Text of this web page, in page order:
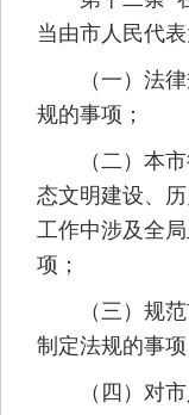
当由市人民代
（一）法律
规的事项；
（二）本市
态文明建设、
工作中涉及全
项；
（三）规范
制定法规的事项
（四）对市